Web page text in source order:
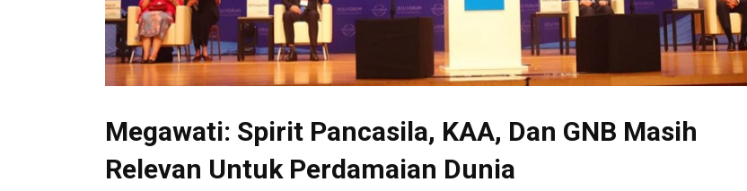
Megawati: Spirit Pancasila, KAA, Dan GNB Masih
Relevan Untuk Perdamaian Dunia